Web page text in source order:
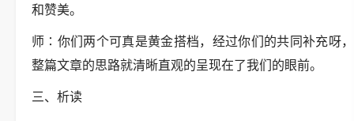
和赞美。
师∶你们两个可真是黄金搭档，经过你们的共同补充呀，
整篇文章的思路就清晰直观的呈现在了我们的眼前。
三、析读